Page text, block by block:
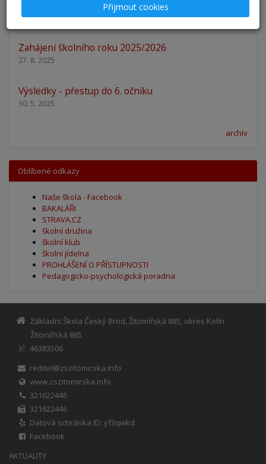
27. 8. 2025
Zahájení školního roku 2025/2026
27. 8. 2025
Výsledky - přestup do 6. očníku
30. 5. 2025
archív
Oblíbené odkazy
Naše škola - Facebook
BAKALÁŘI
STRAVA.CZ
školní družina
školní klub
školní jídelna
PROHLÁŠENÍ O PŘÍSTUPNOSTI
Pedagogicko-psychologická poradna
Základní Škola Český Brod, Žitomířská 885, okres Kolín
Žitomířská 885
IČ
46383506
reditel@zszitomirska.info
www.zszitomirska.info
321622446
321622446
Datová schránka ID: yf3qwkd
Facebook
AKTUALITY
Přijmout cookies